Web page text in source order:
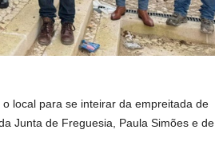
local para se inteirar da empreitada de
Junta de Freguesia, Paula Simões e de